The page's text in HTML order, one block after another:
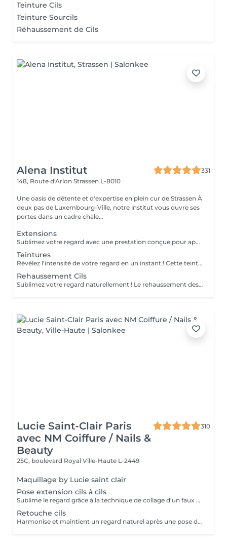
Teinture Cils
Teinture Sourcils
Réhaussement de Cils
Alena Institut
331
148, Route d'Arlon Strassen L-8010
Une oasis de détente et d'expertise en plein cur de Strassen À
deux pas de Luxembourg-Ville, notre institut vous ouvre ses
portes dans un cadre chale...
Extensions
Sublimez votre regard avec une prestation conçue pour apporter plus d'intensité, de définition et une belle courbure à vos cils, tout en respectant leur nature. La pose complète dure environ 1h30 et offre un résultat durable, élégant et parfaitement adapté à votre regard. Pour maintenir une belle densité, un remplissage est recommandé toutes les 3 semaines ; celui-ci dure environ 1h. Une prestation soignée, confortable et idéale pour un regard toujours impeccable.
Teintures
Révélez l'intensité de votre regard en un instant ! Cette teinture sublime vos cils et sourcils comme une coloration pour cheveux, avec des nuances variées et raffinées : noir, bleu nuit, bleu, brun ou brun clair . Résultat éclatant en seulement 15 minutes pour un regard naturellement captivant, sans effort quotidien !
Rehaussement Cils
Sublimez votre regard naturellement ! Le rehaussement des cils courbe et ouvre le regard, tout en nourrissant vos cils grâce à la kératine, pour des cils plus forts, brillants et souples. Pour un effet encore plus intense, il peut être combiné avec une teinture. Prestation rapide et efficace en seulement 45 minutes pour un regard lumineux et captivant, sans maquillage quotidien !
Lucie Saint-Clair Paris
avec NM Coiffure / Nails &
Beauty
310
25C, boulevard Royal Ville-Haute L-2449
Maquillage by Lucie saint clair
Pose extension cils à cils
Sublime le regard grâce à la technique de collage d'un faux cil sur chacun de vos cils naturels. Cette technique permet d'avoir un effet mascara sur mesure.
Retouche cils
Harmonise et maintient un regard naturel après une pose d'extension de cils à cils.